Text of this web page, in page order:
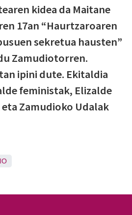
kidea da Maitane
17an “Haurtzaroaren
sekretua hausten”
Zamudiotorren.
ipini dute. Ekitaldia
feministak, Elizalde
Zamudioko Udalak